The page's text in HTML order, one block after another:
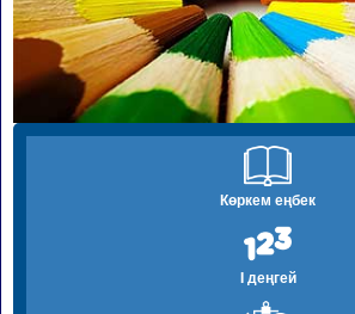
Көркем еңбек
I деңгей